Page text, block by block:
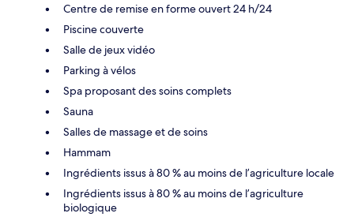
Centre de remise en forme ouvert 24 h/24
Piscine couverte
Salle de jeux vidéo
Parking à vélos
Spa proposant des soins complets
Sauna
Salles de massage et de soins
Hammam
Ingrédients issus à 80 % au moins de l’agriculture locale
Ingrédients issus à 80 % au moins de l’agriculture
biologique